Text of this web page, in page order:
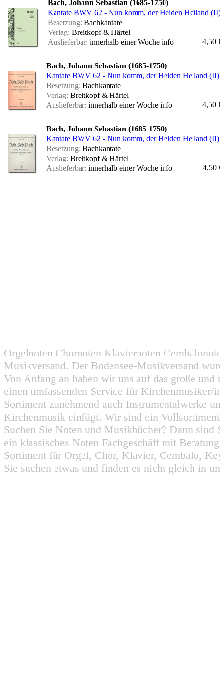
Bach, Johann Sebastian (1685-1750)
Kantate BWV 62 - Nun komm, der Heiden Heiland
Besetzung: Bachkantate
Verlag: Breitkopf & Härtel
Auslieferbar: innerhalb einer Woche info 4,50
Bach, Johann Sebastian (1685-1750)
Kantate BWV 62 - Nun komm, der Heiden Heiland
Besetzung: Bachkantate
Verlag: Breitkopf & Härtel
Auslieferbar: innerhalb einer Woche info 4,50
Bach, Johann Sebastian (1685-1750)
Kantate BWV 62 - Nun komm, der Heiden Heiland
Besetzung: Bachkantate
Verlag: Breitkopf & Härtel
Auslieferbar: innerhalb einer Woche info 4,50
Orgelnoten Chornoten Klaviernoten
Musikversand. Der Bodensee-Musikversand
Von Anfang an haben wir uns auf das große
einen umfassenden Service für
Sortiment zunehmend auch Instrumentalwerke
Kirchenmusik einfügt. Wir sind ein
Suchen Sie Noten und Musikbücher? Dann
ein klassisches Noten Fachgeschäft mit
Sortiment für Orgel, Chor, Klavier, Cembalo,
Sie suchen etwas und finden es nicht gleich in